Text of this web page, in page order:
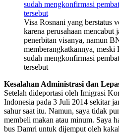
Visa Rosnani yang berstatus
karena perusahaan mencabut
penerbitan visanya, namun
memberangkatkannya, meski
sudah mengkonfirmasi
tersebut
Kesalahan Administrasi dan
Setelah dideportasi oleh Imigrasi
Indonesia pada 3 Juli 2014 sekitar
sahur saat itu. Namun, saya tidak
membeli makan atau minum. Saya
bus Damri untuk dijemput oleh